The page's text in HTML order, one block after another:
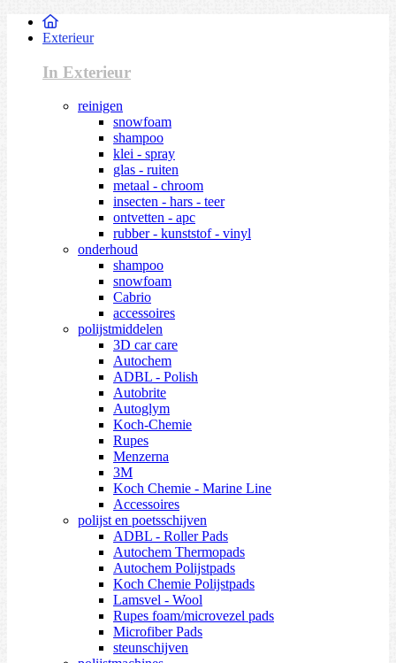
Exterieur
In Exterieur
reinigen
snowfoam
shampoo
klei - spray
glas - ruiten
metaal - chroom
insecten - hars - teer
ontvetten - apc
rubber - kunststof - vinyl
onderhoud
shampoo
snowfoam
Cabrio
accessoires
polijstmiddelen
3D car care
Autochem
ADBL - Polish
Autobrite
Autoglym
Koch-Chemie
Rupes
Menzerna
3M
Koch Chemie - Marine Line
Accessoires
polijst en poetsschijven
ADBL - Roller Pads
Autochem Thermopads
Autochem Polijstpads
Koch Chemie Polijstpads
Lamsvel - Wool
Rupes foam/microvezel pads
Microfiber Pads
steunschijven